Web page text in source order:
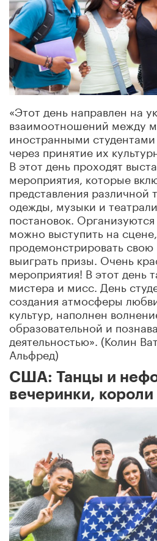
«Этот день направлен на
взаимоотношений между
иностранными
через принятие их
В этот день проходят
мероприятия, которые
представления различной
одежды, музыки и
постановок.
можно выступить на сцене,
продемонстрировать свою
выиграть призы. Очень
мероприятия! В этот день
мистера и мисс. День
создания атмосферы
культур, наполнен
образовательной и
деятельностью». (Колин
Альфред)
США: Танцы и
вечеринки,